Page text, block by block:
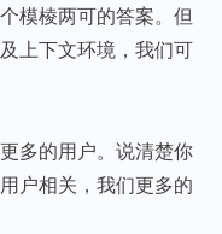
模棱两可的答案。但
上下文环境，我们可
多的用户。说清楚你
户相关，我们更多的